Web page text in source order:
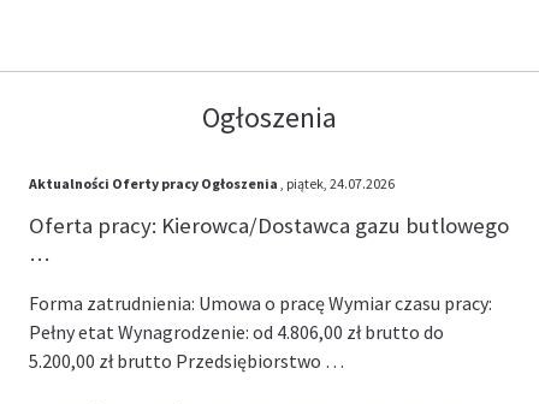
Ogłoszenia
Aktualności Oferty pracy Ogłoszenia , piątek, 24.07.2026
Oferta pracy: Kierowca/Dostawca gazu butlowego
…
Forma zatrudnienia: Umowa o pracę Wymiar czasu pracy:
Pełny etat Wynagrodzenie: od 4.806,00 zł brutto do
5.200,00 zł brutto Przedsiębiorstwo …